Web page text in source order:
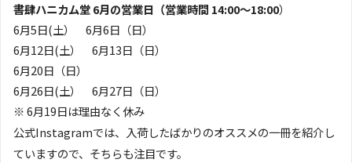
書肆ハニカム堂 6月の営業日（営業時間 14:00〜18:00）
6月5日(土） 6月6日（日）
6月12日(土） 6月13日（日）
6月20日（日）
6月26日(土） 6月27日（日）
※ 6月19日は理由なく休み
公式Instagramでは、入荷したばかりのオススメの一冊を紹介し
ていますので、そちらも注目です。